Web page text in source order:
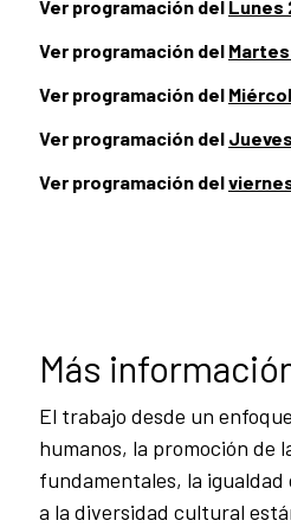
Ver programación del Lunes
Ver programación del
Ver programación del
Ver programación del
Ver programación del
Más
El trabajo desde un
humanos, la promoción de
fundamentales, la igualdad
a la diversidad cultural